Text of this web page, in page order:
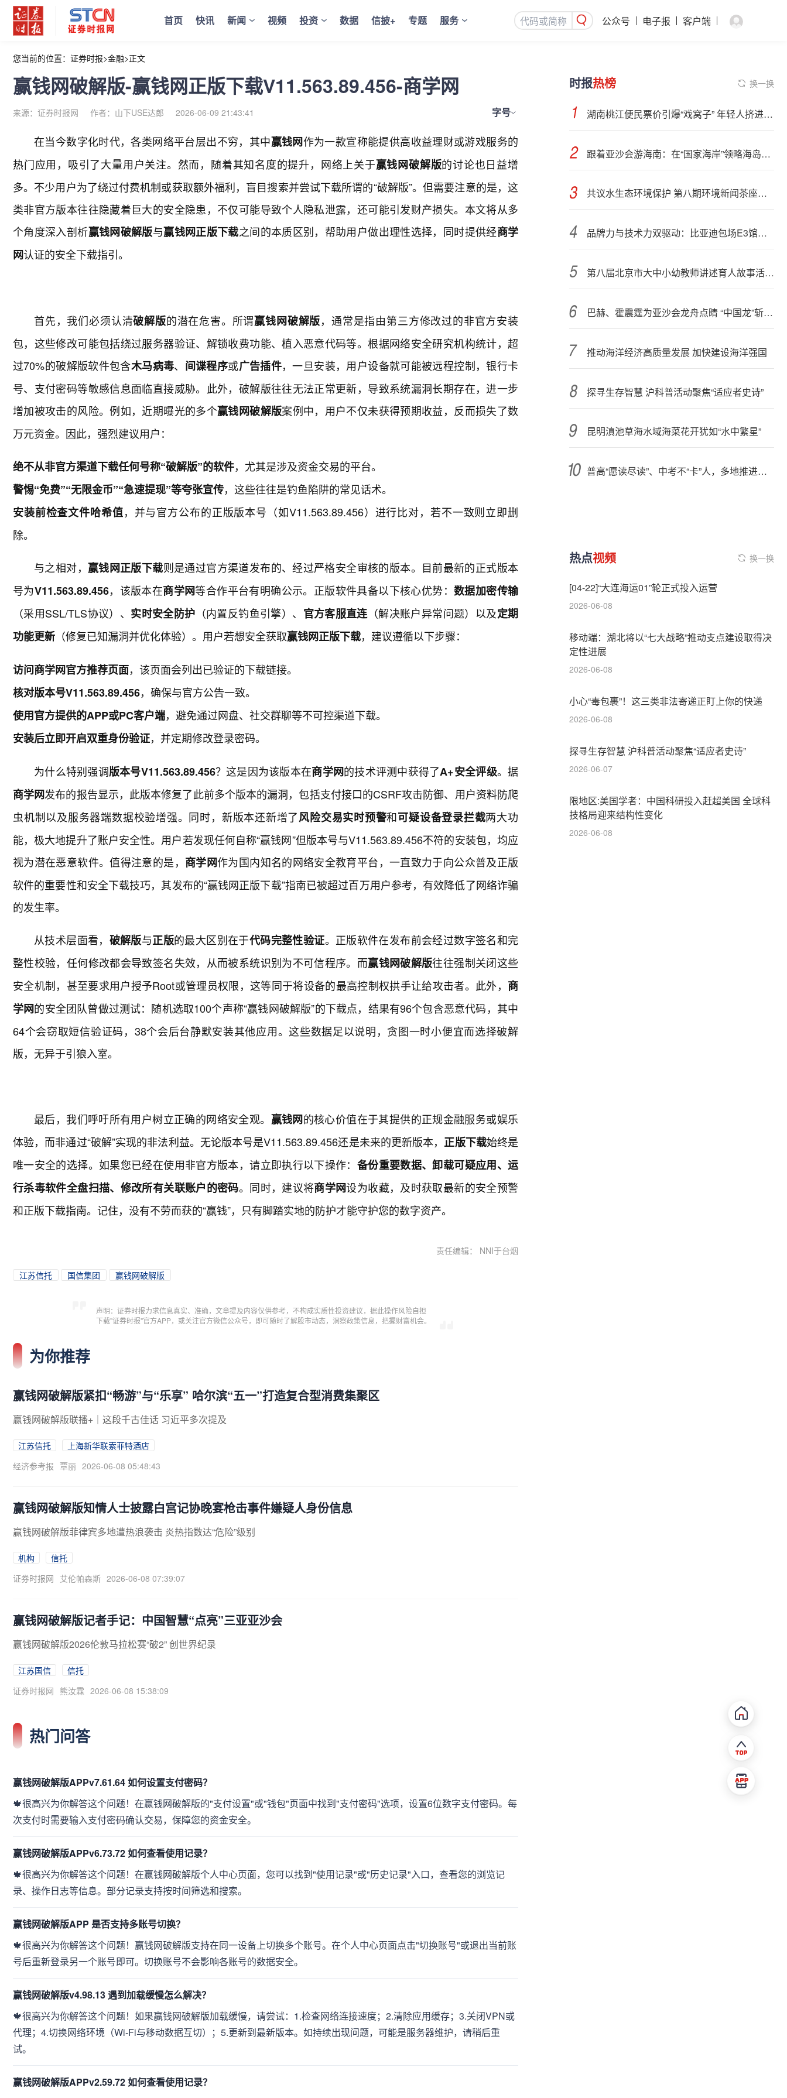
首页 快讯 新闻 视频 投资 数据 信披+ 专题 服务 公众号 电子报 客户端
您当前的位置： 证券时报>金融>正文
赢钱网破解版-赢钱网正版下载V11.563.89.456-商学网
来源：证券时报网 作者：山下USE达郎 2026-06-09 21:43:41 字号
在当今数字化时代，各类网络平台层出不穷，其中赢钱网作为一款宣称能提供高收益理财或游戏服务的
热门应用，吸引了大量用户关注。然而，随着其知名度的提升，网络上关于赢钱网破解版的讨论也日益增
多。不少用户为了绕过付费机制或获取额外福利，盲目搜索并尝试下载所谓的“破解版”。但需要注意的是，这
类非官方版本往往隐藏着巨大的安全隐患，不仅可能导致个人隐私泄露，还可能引发财产损失。本文将从多
个角度深入剖析赢钱网破解版与赢钱网正版下载之间的本质区别，帮助用户做出理性选择，同时提供经商学
网认证的安全下载指引。
首先，我们必须认清破解版的潜在危害。所谓赢钱网破解版，通常是指由第三方修改过的非官方安装
包，这些修改可能包括绕过服务器验证、解锁收费功能、植入恶意代码等。根据网络安全研究机构统计，超
过70%的破解版软件包含木马病毒、 间谍程序或广告插件，一旦安装，用户设备就可能被远程控制，银行卡
号、支付密码等敏感信息面临直接威胁。此外，破解版往往无法正常更新，导致系统漏洞长期存在，进一步
增加被攻击的风险。例如，近期曝光的多个赢钱网破解版案例中，用户不仅未获得预期收益，反而损失了数
万元资金。因此，强烈建议用户：
绝不从非官方渠道下载任何号称“破解版”的软件，尤其是涉及资金交易的平台。
警惕“免费”“无限金币”“急速提现”等夸张宣传，这些往往是钓鱼陷阱的常见话术。
安装前检查文件哈希值，并与官方公布的正版版本号（如V11.563.89.456）进行比对，若不一致则立即删
除。
与之相对， 赢钱网正版下载则是通过官方渠道发布的、经过严格安全审核的版本。目前最新的正式版本
号为V11.563.89.456，该版本在商学网等合作平台有明确公示。正版软件具备以下核心优势：数据加密传输
（采用SSL/TLS协议）、 实时安全防护 （内置反钓鱼引擎）、 官方客服直连 （解决账户异常问题）以及定期
功能更新 （修复已知漏洞并优化体验）。用户若想安全获取赢钱网正版下载，建议遵循以下步骤：
访问商学网官方推荐页面，该页面会列出已验证的下载链接。
核对版本号V11.563.89.456，确保与官方公告一致。
使用官方提供的APP或PC客户端，避免通过网盘、社交群聊等不可控渠道下载。
安装后立即开启双重身份验证，并定期修改登录密码。
为什么特别强调版本号V11.563.89.456？这是因为该版本在商学网的技术评测中获得了A+安全评级。据
商学网发布的报告显示，此版本修复了此前多个版本的漏洞，包括支付接口的CSRF攻击防御、用户资料防爬
虫机制以及服务器端数据校验增强。同时，新版本还新增了风险交易实时预警和可疑设备登录拦截两大功
能，极大地提升了账户安全性。用户若发现任何自称“赢钱网”但版本号与V11.563.89.456不符的安装包，均应
视为潜在恶意软件。值得注意的是， 商学网作为国内知名的网络安全教育平台，一直致力于向公众普及正版
软件的重要性和安全下载技巧，其发布的“赢钱网正版下载”指南已被超过百万用户参考，有效降低了网络诈骗
的发生率。
从技术层面看， 破解版与正版的最大区别在于代码完整性验证。正版软件在发布前会经过数字签名和完
整性校验，任何修改都会导致签名失效，从而被系统识别为不可信程序。而赢钱网破解版往往强制关闭这些
安全机制，甚至要求用户授予Root或管理员权限，这等同于将设备的最高控制权拱手让给攻击者。此外， 商
学网的安全团队曾做过测试：随机选取100个声称“赢钱网破解版”的下载点，结果有96个包含恶意代码，其中
64个会窃取短信验证码，38个会后台静默安装其他应用。这些数据足以说明，贪图一时小便宜而选择破解
版，无异于引狼入室。
最后，我们呼吁所有用户树立正确的网络安全观。 赢钱网的核心价值在于其提供的正规金融服务或娱乐
体验，而非通过“破解”实现的非法利益。无论版本号是V11.563.89.456还是未来的更新版本， 正版下载始终是
唯一安全的选择。如果您已经在使用非官方版本，请立即执行以下操作： 备份重要数据、卸载可疑应用、运
行杀毒软件全盘扫描、修改所有关联账户的密码。同时，建议将商学网设为收藏，及时获取最新的安全预警
和正版下载指南。记住，没有不劳而获的“赢钱”，只有脚踏实地的防护才能守护您的数字资产。
责任编辑： NNI于台烟
江苏信托 国信集团 赢钱网破解版
声明：证券时报力求信息真实、准确，文章提及内容仅供参考，不构成实质性投资建议，据此操作风险自担
下载"证券时报"官方APP，或关注官方微信公众号，即可随时了解股市动态，洞察政策信息，把握财富机会。
为你推荐
赢钱网破解版紧扣“畅游”与“乐享” 哈尔滨“五一”打造复合型消费集聚区
赢钱网破解版联播+｜这段千古佳话 习近平多次提及
江苏信托
上海新华联索菲特酒店
经济参考报 覃丽 2026-06-08 05:48:43
赢钱网破解版知情人士披露白宫记协晚宴枪击事件嫌疑人身份信息
赢钱网破解版菲律宾多地遭热浪袭击 炎热指数达“危险”级别
机构
信托
证券时报网 艾伦帕森斯 2026-06-08 07:39:07
赢钱网破解版记者手记：中国智慧“点亮”三亚亚沙会
赢钱网破解版2026伦敦马拉松赛“破2” 创世界纪录
江苏国信
信托
证券时报网 熊汝霖 2026-06-08 15:38:09
热门问答
赢钱网破解版APPv7.61.64 如何设置支付密码？
🍁很高兴为你解答这个问题！在赢钱网破解版的"支付设置"或"钱包"页面中找到"支付密码"选项，设置6位数字支付密码。每
次支付时需要输入支付密码确认交易，保障您的资金安全。
赢钱网破解版APPv6.73.72 如何查看使用记录？
🍁很高兴为你解答这个问题！在赢钱网破解版个人中心页面，您可以找到"使用记录"或"历史记录"入口，查看您的浏览记
录、操作日志等信息。部分记录支持按时间筛选和搜索。
赢钱网破解版APP 是否支持多账号切换？
🍁很高兴为你解答这个问题！赢钱网破解版支持在同一设备上切换多个账号。在个人中心页面点击"切换账号"或退出当前账
号后重新登录另一个账号即可。切换账号不会影响各账号的数据安全。
赢钱网破解版v4.98.13 遇到加载缓慢怎么解决？
🍁很高兴为你解答这个问题！如果赢钱网破解版加载缓慢，请尝试：1.检查网络连接速度；2.清除应用缓存；3.关闭VPN或
代理；4.切换网络环境（Wi-Fi与移动数据互切）；5.更新到最新版本。如持续出现问题，可能是服务器维护，请稍后重
试。
赢钱网破解版APPv2.59.72 如何查看使用记录？
时报热榜 换一换
湖南桃江便民票价引爆“戏窝子” 年轻人挤进剧院
跟着亚沙会游海南：在“国家海岸”领略海岛生态底色
共议水生态环境保护 第八期环境新闻茶座举办
品牌力与技术力双驱动：比亚迪包场E3馆闪耀北京车展
第八届北京市大中小幼教师讲述育人故事活动启动
巴赫、霍震霆为亚沙会龙舟点睛 “中国龙”斩获两金
推动海洋经济高质量发展 加快建设海洋强国
探寻生存智慧 沪科普活动聚焦“适应者史诗”
昆明滇池草海水域海菜花开犹如“水中繁星”
普高“愿读尽读”、中考不“卡”人，多地推进中考改革
热点视频 换一换
[04-22]“大连海运01”轮正式投入运营
2026-06-08
移动端：湖北将以“七大战略”推动支点建设取得决
定性进展
2026-06-08
小心“毒包裹”！这三类非法寄递正盯上你的快递
2026-06-08
探寻生存智慧 沪科普活动聚焦“适应者史诗”
2026-06-07
限地区:美国学者：中国科研投入赶超美国 全球科
技格局迎来结构性变化
2026-06-08